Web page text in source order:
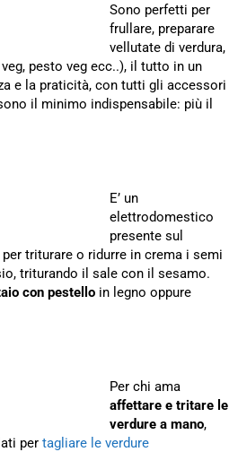
Sono perfetti per
frullare, preparare
vellutate di verdura,
pesto veg ecc..), il tutto in un
e la praticità, con tutti gli accessori
il minimo indispensabile: più il
E’ un
elettrodomestico
presente sul
triturare o ridurre in crema i semi
triturando il sale con il sesamo.
con pestello in legno oppure
Per chi ama
affettare e tritare le
verdure a mano,
per tagliare le verdure